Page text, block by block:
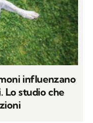
influenzano
Lo studio che